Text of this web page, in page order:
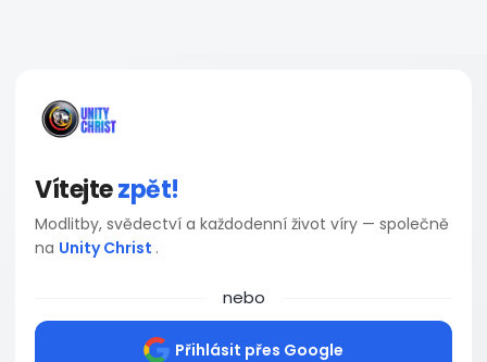
Vítejtezpět!
Modlitby, svědectví a každodenní život víry — společně
na Unity Christ .
nebo
Přihlásit přes Google